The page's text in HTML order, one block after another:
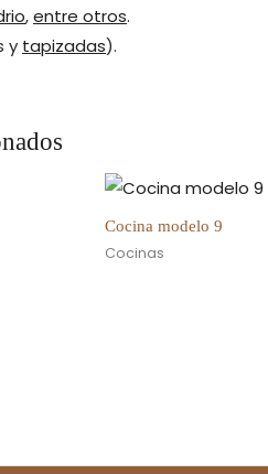
,entre otros.
y tapizadas).
Cocina modelo 9
Cocinas